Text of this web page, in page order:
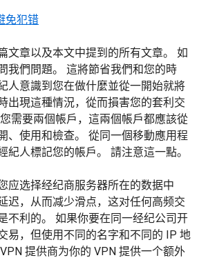
免犯错
文章以及本文中提到的所有文章。 如
我們問題。 這將節省我們和您的時
人意識到您在做什麼並從一開始就將
出現這種情況，從而損害您的套利交
需要兩個帳戶，這兩個帳戶都應該從
、使用和檢查。 從同一個移動應用程
紀人標記您的帳戶。 請注意這一點。
应选择经纪商服务器所在的数据中
迟，从而减少滑点，这对任何高频交
不利的。 如果你要在同一经纪公司开
易，但使用不同的名字和不同的 IP 地
提供商为你的 VPN 提供一个额外